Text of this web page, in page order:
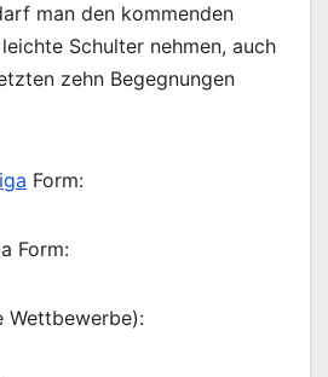
man den kommenden
Schulter nehmen, auch
zehn Begegnungen
Form:
Form:
Wettbewerbe):